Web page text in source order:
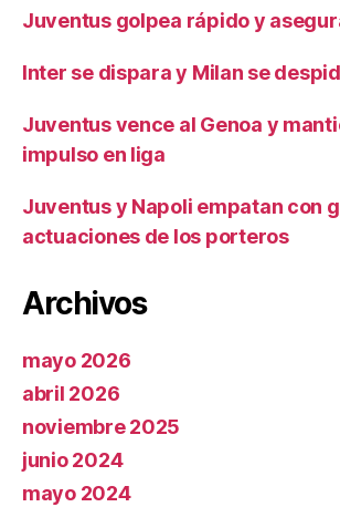
Juventus golpea rápido y
Inter se dispara y Milan se
Juventus vence al Genoa y
impulso en liga
Juventus y Napoli empatan con
actuaciones de los porteros
Archivos
mayo 2026
abril 2026
noviembre 2025
junio 2024
mayo 2024